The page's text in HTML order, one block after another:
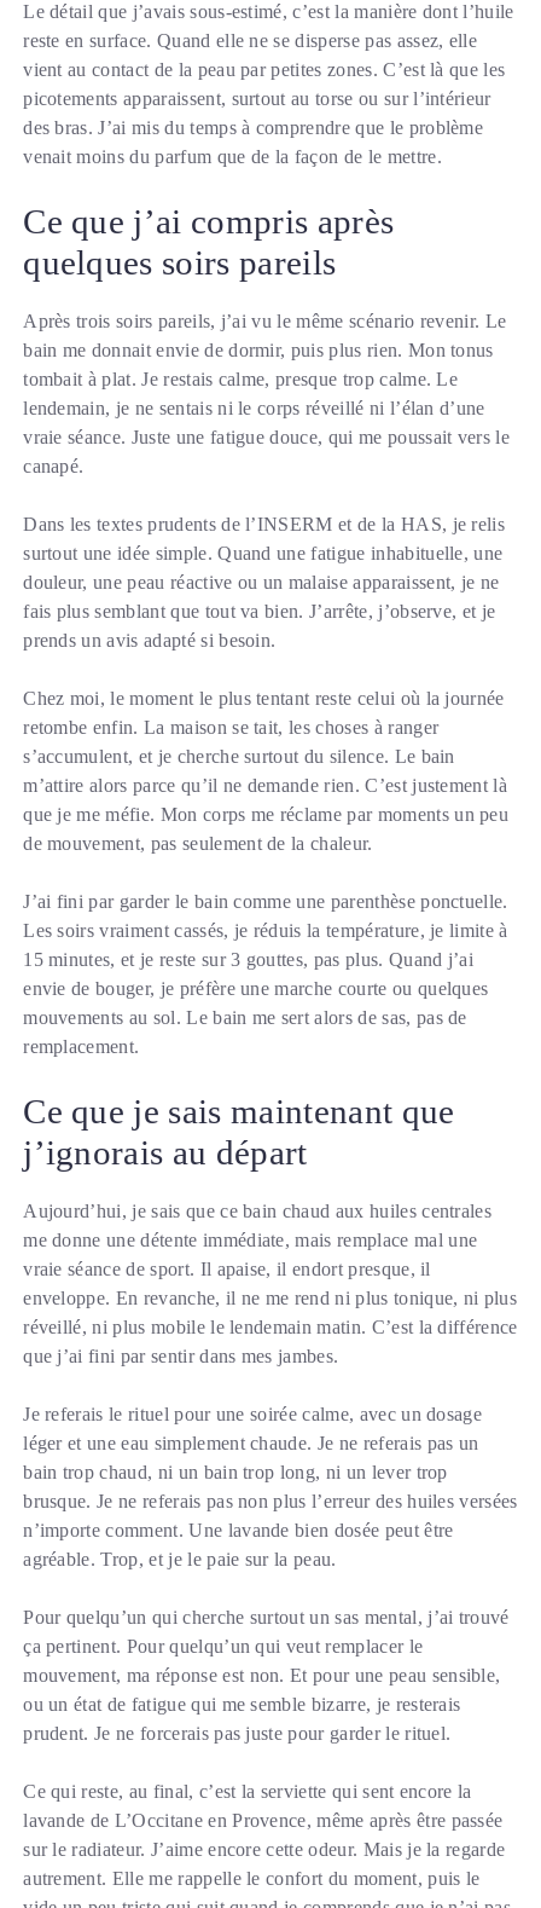
Le détail que j’avais sous-estimé, c’est la manière dont l’huile
reste en surface. Quand elle ne se disperse pas assez, elle
vient au contact de la peau par petites zones. C’est là que les
picotements apparaissent, surtout au torse ou sur l’intérieur
des bras. J’ai mis du temps à comprendre que le problème
venait moins du parfum que de la façon de le mettre.
Ce que j’ai compris après
quelques soirs pareils
Après trois soirs pareils, j’ai vu le même scénario revenir. Le
bain me donnait envie de dormir, puis plus rien. Mon tonus
tombait à plat. Je restais calme, presque trop calme. Le
lendemain, je ne sentais ni le corps réveillé ni l’élan d’une
vraie séance. Juste une fatigue douce, qui me poussait vers le
canapé.
Dans les textes prudents de l’INSERM et de la HAS, je relis
surtout une idée simple. Quand une fatigue inhabituelle, une
douleur, une peau réactive ou un malaise apparaissent, je ne
fais plus semblant que tout va bien. J’arrête, j’observe, et je
prends un avis adapté si besoin.
Chez moi, le moment le plus tentant reste celui où la journée
retombe enfin. La maison se tait, les choses à ranger
s’accumulent, et je cherche surtout du silence. Le bain
m’attire alors parce qu’il ne demande rien. C’est justement là
que je me méfie. Mon corps me réclame par moments un peu
de mouvement, pas seulement de la chaleur.
J’ai fini par garder le bain comme une parenthèse ponctuelle.
Les soirs vraiment cassés, je réduis la température, je limite à
15 minutes, et je reste sur 3 gouttes, pas plus. Quand j’ai
envie de bouger, je préfère une marche courte ou quelques
mouvements au sol. Le bain me sert alors de sas, pas de
remplacement.
Ce que je sais maintenant que
j’ignorais au départ
Aujourd’hui, je sais que ce bain chaud aux huiles centrales
me donne une détente immédiate, mais remplace mal une
vraie séance de sport. Il apaise, il endort presque, il
enveloppe. En revanche, il ne me rend ni plus tonique, ni plus
réveillé, ni plus mobile le lendemain matin. C’est la différence
que j’ai fini par sentir dans mes jambes.
Je referais le rituel pour une soirée calme, avec un dosage
léger et une eau simplement chaude. Je ne referais pas un
bain trop chaud, ni un bain trop long, ni un lever trop
brusque. Je ne referais pas non plus l’erreur des huiles versées
n’importe comment. Une lavande bien dosée peut être
agréable. Trop, et je le paie sur la peau.
Pour quelqu’un qui cherche surtout un sas mental, j’ai trouvé
ça pertinent. Pour quelqu’un qui veut remplacer le
mouvement, ma réponse est non. Et pour une peau sensible,
ou un état de fatigue qui me semble bizarre, je resterais
prudent. Je ne forcerais pas juste pour garder le rituel.
Ce qui reste, au final, c’est la serviette qui sent encore la
lavande de L’Occitane en Provence, même après être passée
sur le radiateur. J’aime encore cette odeur. Mais je la regarde
autrement. Elle me rappelle le confort du moment, puis le